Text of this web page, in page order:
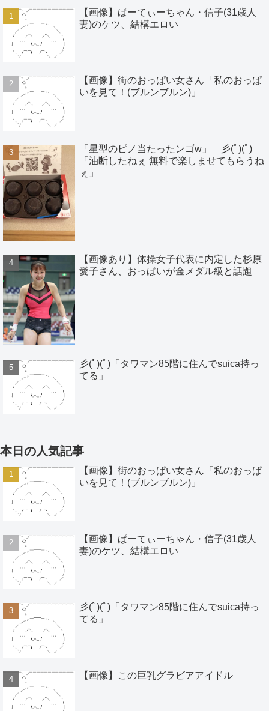
【画像】ぱーてぃーちゃん・信子(31歳人
妻)のケツ、結構エロい
【画像】街のおっぱい女さん「私のおっぱ
いを見て！(ブルンブルン)」
「星型のピノ当たったンゴw」 彡(ﾟ)(ﾟ)
「油断したねぇ 無料で楽しませてもらうね
ぇ」
【画像あり】体操女子代表に内定した杉原
愛子さん、おっぱいが金メダル級と話題
彡(ﾟ)(ﾟ)「タワマン85階に住んでsuica持っ
てる」
本日の人気記事
【画像】街のおっぱい女さん「私のおっぱ
いを見て！(ブルンブルン)」
【画像】ぱーてぃーちゃん・信子(31歳人
妻)のケツ、結構エロい
彡(ﾟ)(ﾟ)「タワマン85階に住んでsuica持っ
てる」
【画像】この巨乳グラビアアイドル